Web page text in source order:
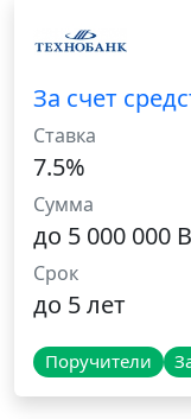
За счет
Ставка
7.5%
Сумма
до 5 000 000
Срок
до 5 лет
Поручители